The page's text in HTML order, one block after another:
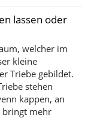
lassen oder
welcher im
kleine
Triebe gebildet.
stehen
kappen, an
bringt mehr